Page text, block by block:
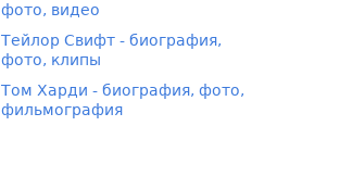
фото, видео
Тейлор Свифт - биография,
фото, клипы
Том Харди - биография, фото,
фильмография